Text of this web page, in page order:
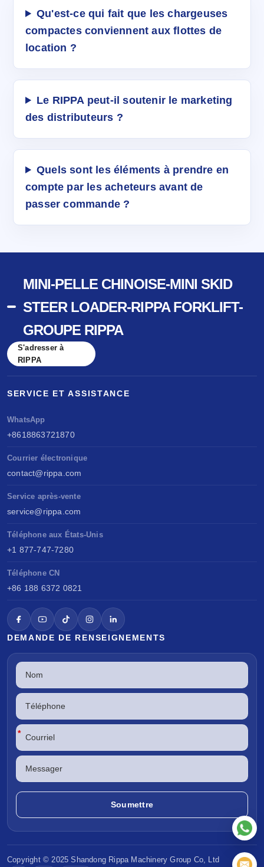
Qu'est-ce qui fait que les chargeuses
compactes conviennent aux flottes de
location ?
Le RIPPA peut-il soutenir le marketing
des distributeurs ?
Quels sont les éléments à prendre en
compte par les acheteurs avant de
passer commande ?
MINI-PELLE CHINOISE-MINI SKID
STEER LOADER-RIPPA FORKLIFT-
GROUPE RIPPA
S'adresser à
RIPPA
SERVICE ET ASSISTANCE
WhatsApp
+8618863721870
Courrier électronique
contact@rippa.com
Service après-vente
service@rippa.com
Téléphone aux États-Unis
+1 877-747-7280
Téléphone CN
+86 188 6372 0821
DEMANDE DE RENSEIGNEMENTS
*
Copyright © 2025 Shandong Rippa Machinery Group Co, Ltd